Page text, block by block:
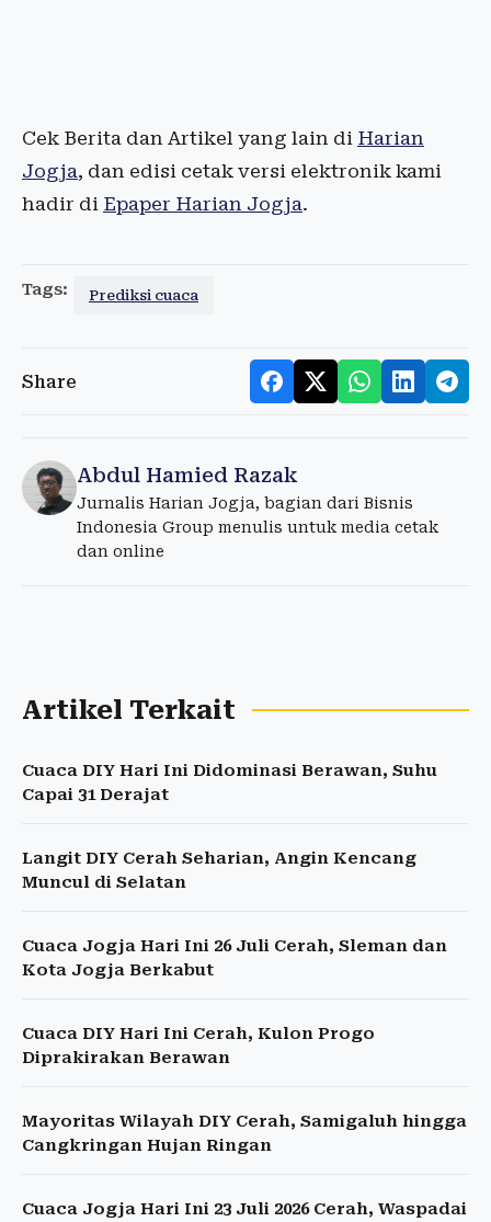
Cek Berita dan Artikel yang lain di Harian
Jogja, dan edisi cetak versi elektronik kami
hadir di Epaper Harian Jogja.
Tags: Prediksi cuaca
Share
Abdul Hamied Razak
Jurnalis Harian Jogja, bagian dari Bisnis
Indonesia Group menulis untuk media cetak
dan online
Artikel Terkait
Cuaca DIY Hari Ini Didominasi Berawan, Suhu
Capai 31 Derajat
Langit DIY Cerah Seharian, Angin Kencang
Muncul di Selatan
Cuaca Jogja Hari Ini 26 Juli Cerah, Sleman dan
Kota Jogja Berkabut
Cuaca DIY Hari Ini Cerah, Kulon Progo
Diprakirakan Berawan
Mayoritas Wilayah DIY Cerah, Samigaluh hingga
Cangkringan Hujan Ringan
Cuaca Jogja Hari Ini 23 Juli 2026 Cerah, Waspadai